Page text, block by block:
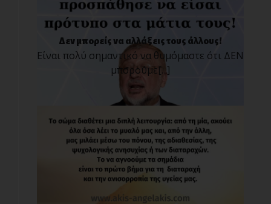
Δεν μπορείς να αλλάξεις τους άλλους!
Είναι πολύ σημαντικό να θυμόμαστε ότι ΔΕΝ
μπορούμε[...]